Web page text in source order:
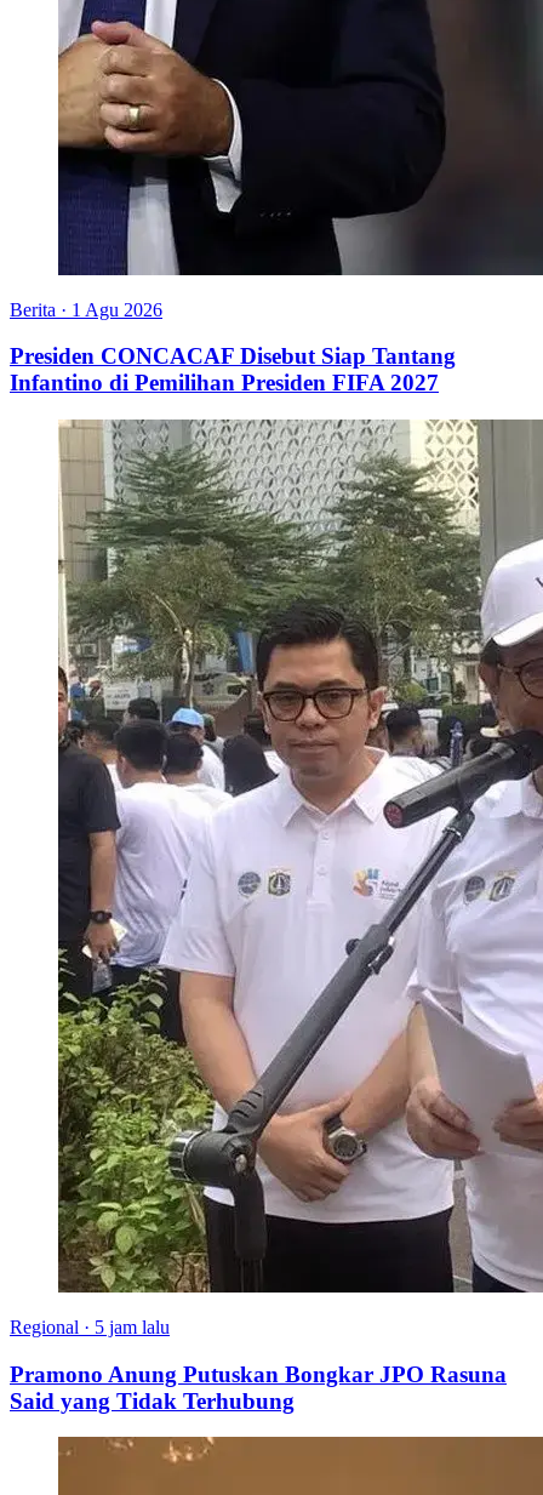
Berita · 1 Agu 2026
Presiden CONCACAF Disebut Siap Tantang
Infantino di Pemilihan Presiden FIFA 2027
Regional · 5 jam lalu
Pramono Anung Putuskan Bongkar JPO Rasuna
Said yang Tidak Terhubung